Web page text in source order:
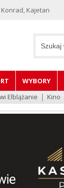
Kajetan
WYBORY
Elblążanie Kino